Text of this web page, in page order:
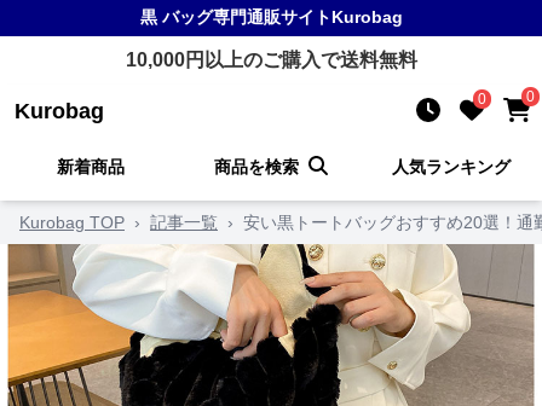
黒 バッグ専門通販サイトKurobag
10,000円以上のご購入で送料無料
Kurobag 0 0
新着商品 商品を検索 人気ランキング
Kurobag TOP › 記事一覧 › 安い黒トートバッグおすすめ20選！